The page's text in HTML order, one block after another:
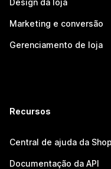
Design da loja
Marketing e conversão
Gerenciamento de loja
Recursos
Central de ajuda da
Documentação da API